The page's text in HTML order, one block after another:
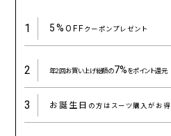
1 5%OFFクーポンプレゼント
2 年2回お買い上げ総額の7%をポイント還元
3 お誕生日 の方はスーツ購入がお得